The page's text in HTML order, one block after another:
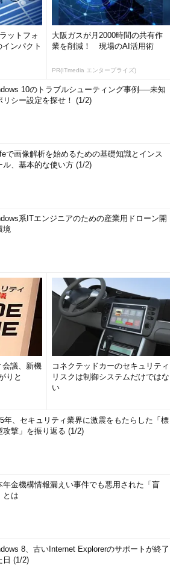
ットフォ
ンパクト
大阪ガスが月2000時間の共有作
業を削減！ 現場のAI活用術
PR(ITmedia エンタープライズ)
10のトラブルシューティング事例──未知
リシー設定を探せ！ (1/2)
で画像解析を始めるための基礎知識とインス
ル、基本的な使い方 (1/2)
系ITエンジニアのための産業用ドローン開
境
会議、新機
りと
コネクテッドカーのセキュリティ
リスクは制御システムだけではな
い
年、セキュリティ業界に激震をもたらした「標
攻撃」を振り返る (1/2)
年金機構情報漏えい事件でも悪用された「盲
とは
8、古いInternet Explorerのサポートが終了
日 (1/2)